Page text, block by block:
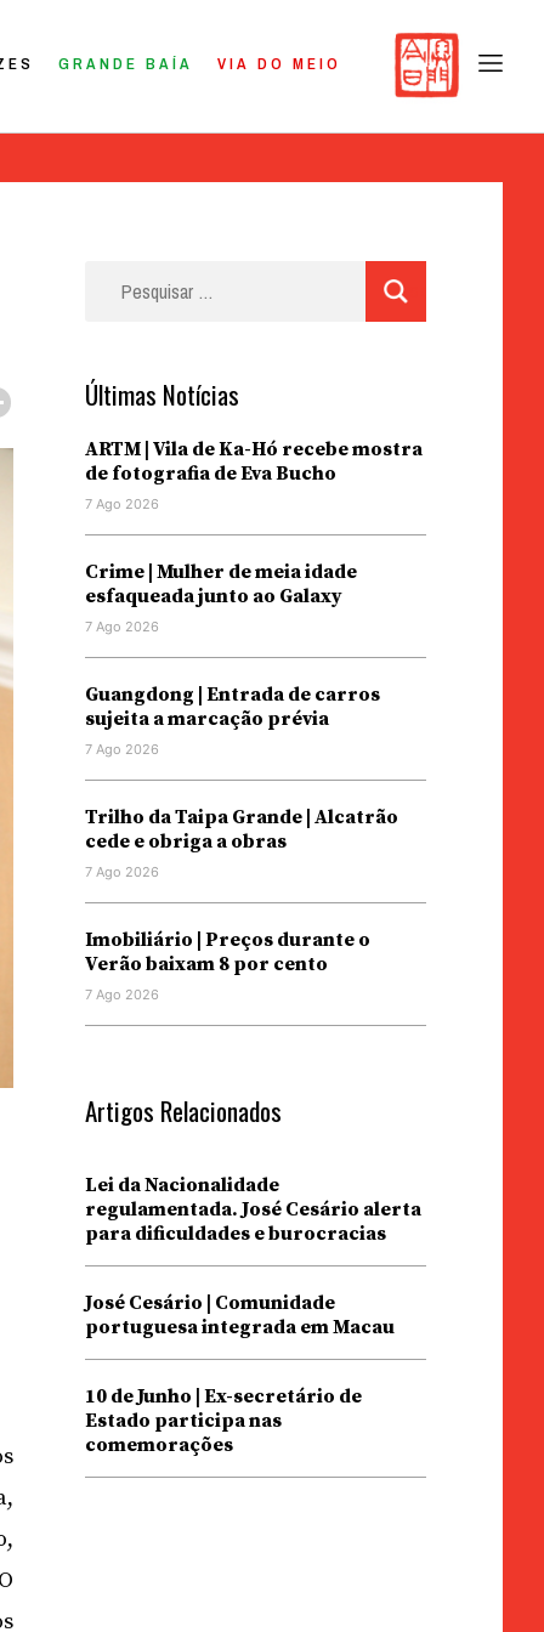
GRANDE BAÍA VIA DO MEIO
Últimas Notícias
ARTM | Vila de Ka-Hó recebe mostra
de fotografia de Eva Bucho
7 Ago 2026
Crime | Mulher de meia idade
esfaqueada junto ao Galaxy
7 Ago 2026
Guangdong | Entrada de carros
sujeita a marcação prévia
7 Ago 2026
Trilho da Taipa Grande | Alcatrão
cede e obriga a obras
7 Ago 2026
Imobiliário | Preços durante o
Verão baixam 8 por cento
7 Ago 2026
Artigos Relacionados
Lei da Nacionalidade
regulamentada. José Cesário alerta
para dificuldades e burocracias
José Cesário | Comunidade
portuguesa integrada em Macau
10 de Junho | Ex-secretário de
Estado participa nas
comemorações